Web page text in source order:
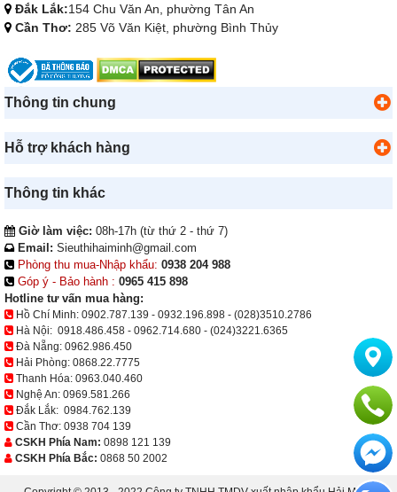
Đắk Lắk:154 Chu Văn An, phường Tân An
Cần Thơ: 285 Võ Văn Kiệt, phường Bình Thủy
Thông tin chung
Hỗ trợ khách hàng
Thông tin khác
Giờ làm việc: 08h-17h (từ thứ 2 - thứ 7)
Email: Sieuthihaiminh@gmail.com
Phòng thu mua-Nhập khẩu: 0938 204 988
Góp ý - Bảo hành : 0965 415 898
Hotline tư vấn mua hàng:
Hồ Chí Minh: 0902.787.139 - 0932.196.898 - (028)3510.2786
Hà Nội: 0918.486.458 - 0962.714.680 - (024)3221.6365
Đà Nẵng: 0962.986.450
Hải Phòng: 0868.22.7775
Thanh Hóa: 0963.040.460
Nghệ An: 0969.581.266
Đắk Lắk: 0984.762.139
Cần Thơ: 0938 704 139
CSKH Phía Nam: 0898 121 139
CSKH Phía Bắc: 0868 50 2002